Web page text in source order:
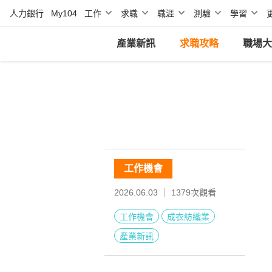
人力銀行 My104 工作 求職 職涯 測驗 學習
產業新訊 求職攻略 職場
工作機會
2026.06.03 ｜ 1379次觀看
工作機會
成衣紡織業
產業新訊